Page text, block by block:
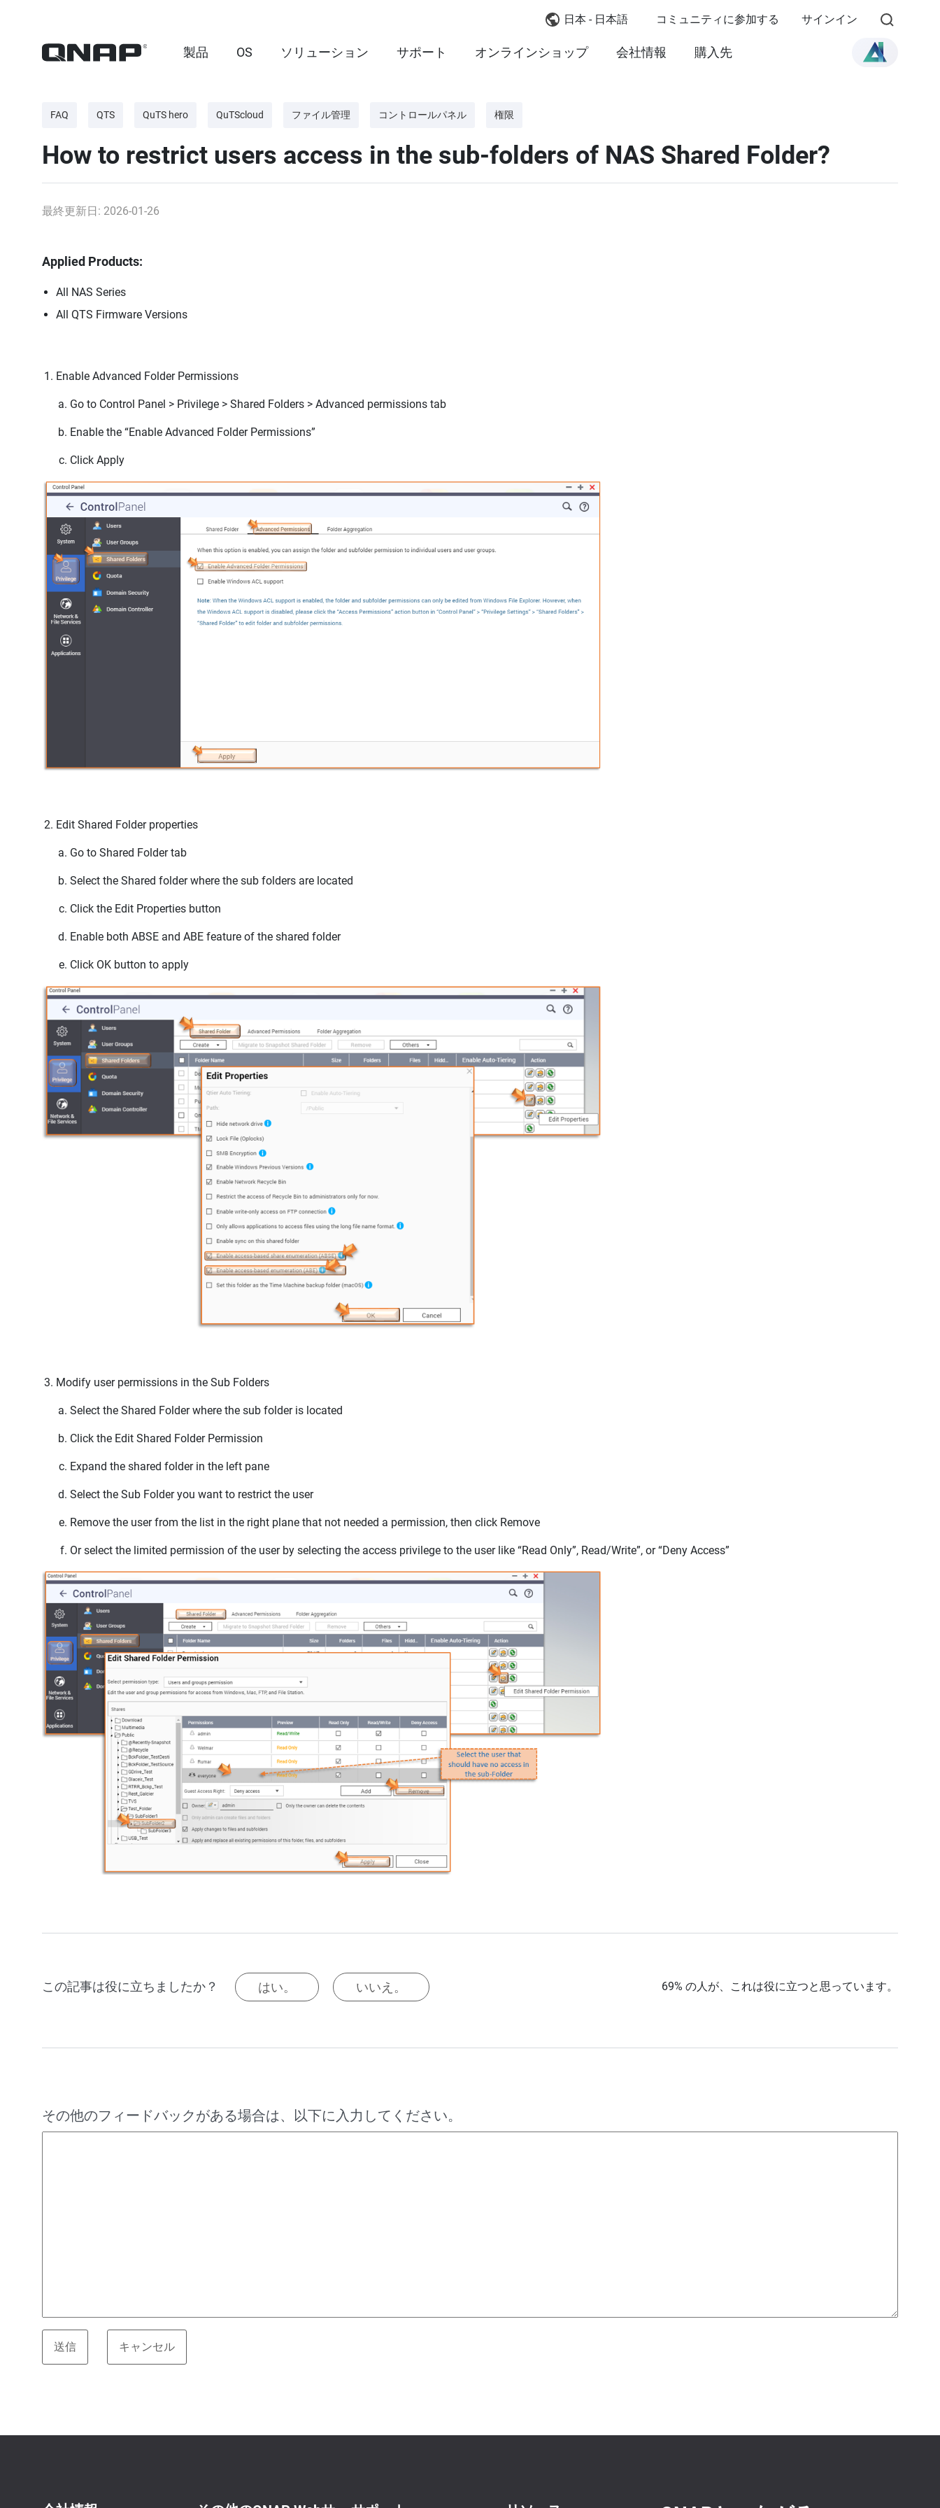
日本 - 日本語 コミュニティに参加する サインイン
製品 OS ソリューション サポート オンラインショップ 会社情報 購入先
FAQ QTS QuTS hero QuTScloud ファイル管理 コントロールパネル 権限
How to restrict users access in the sub-folders of NAS Shared Folder?
最終更新日: 2026-01-26
Applied Products:
All NAS Series
All QTS Firmware Versions
Enable Advanced Folder Permissions
Go to Control Panel > Privilege > Shared Folders > Advanced permissions tab
Enable the “Enable Advanced Folder Permissions”
Click Apply
Edit Shared Folder properties
Go to Shared Foldertab
Select the Shared folder where the sub folders are located
Click the Edit Properties button
Enable both ABSE and ABE feature of the shared folder
Click OK button to apply
Modify user permissions in the Sub Folders
Select the Shared Folder where the sub folder is located
Click the Edit Shared Folder Permission
Expand the shared folder in the left pane
Select the Sub Folder you want to restrict the user
Remove the user from the list in the right plane that not needed a permission, then click Remove
Or select the limited permission of the user by selecting the access privilege to the user like “Read Only”, Read/Write”, or “Deny Access”
この記事は役に立ちましたか？ はい。 いいえ。 69% の人が、これは役に立つと思っています。
その他のフィードバックがある場合は、以下に入力してください。